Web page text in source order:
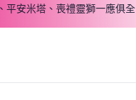
平安米塔、喪禮靈獅一應俱全